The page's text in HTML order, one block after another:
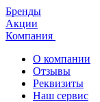
Бренды
Акции
Компания
О компании
Отзывы
Реквизиты
Наш сервис